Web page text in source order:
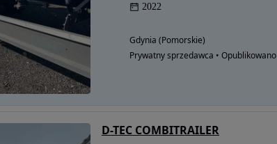
2022
Gdynia (Pomorskie)
Prywatny sprzedawca • Opublikowano
D-TEC COMBITRAILER